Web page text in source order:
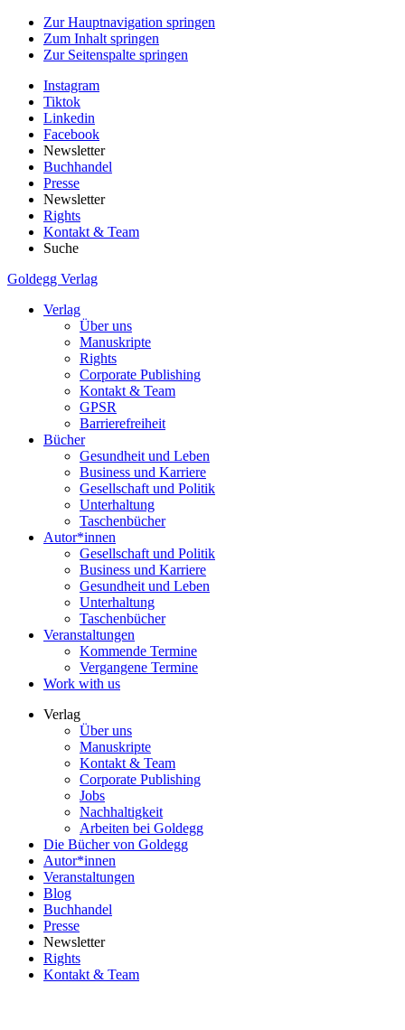
Zur Hauptnavigation springen
Zum Inhalt springen
Zur Seitenspalte springen
Instagram
Tiktok
Linkedin
Facebook
Newsletter
Buchhandel
Presse
Newsletter
Rights
Kontakt & Team
Suche
Goldegg Verlag
Verlag
Über uns
Manuskripte
Rights
Corporate Publishing
Kontakt & Team
GPSR
Barrierefreiheit
Bücher
Gesundheit und Leben
Business und Karriere
Gesellschaft und Politik
Unterhaltung
Taschenbücher
Autor*innen
Gesellschaft und Politik
Business und Karriere
Gesundheit und Leben
Unterhaltung
Taschenbücher
Veranstaltungen
Kommende Termine
Vergangene Termine
Work with us
Verlag
Über uns
Manuskripte
Kontakt & Team
Corporate Publishing
Jobs
Nachhaltigkeit
Arbeiten bei Goldegg
Die Bücher von Goldegg
Autor*innen
Veranstaltungen
Blog
Buchhandel
Presse
Newsletter
Rights
Kontakt & Team